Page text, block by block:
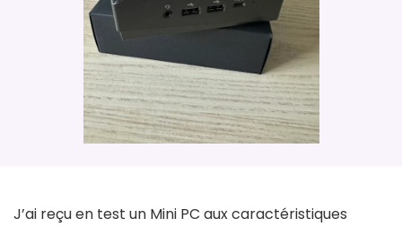
J’ai reçu en test un Mini PC aux caractéristiques